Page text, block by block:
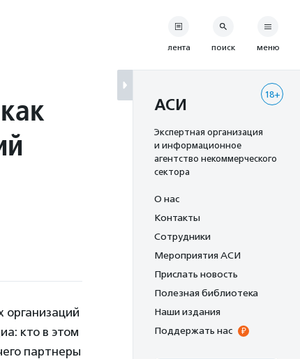
организаций
кто в этом
партнеры
лента поиск меню
18+
АСИ
Экспертная организация
и информационное
агентство некоммерческого
сектора
О нас
Контакты
Сотрудники
Мероприятия АСИ
Прислать новость
Полезная библиотека
Наши издания
Поддержать нас